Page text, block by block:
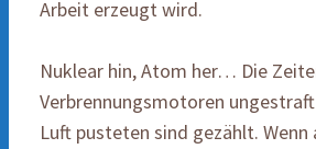
Arbeit erzeugt wird.
Nuklear hin, Atom her… Die
Verbrennungsmotoren
Luft pusteten sind gezählt. Wenn